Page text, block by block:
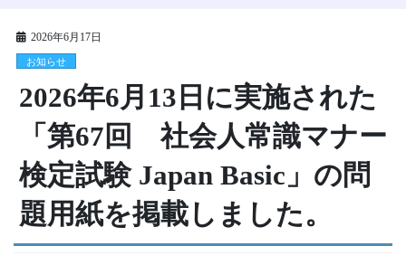
2026年6月17日
お知らせ
2026年6月13日に実施された
「第67回 社会人常識マナー
検定試験 Japan Basic」の問
題用紙を掲載しました。